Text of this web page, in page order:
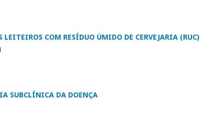
COM RESÍDUO ÚMIDO DE CERVEJARIA (RUC)
SUBCLÍNICA DA DOENÇA